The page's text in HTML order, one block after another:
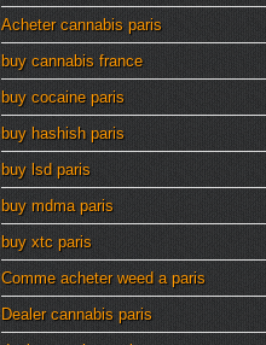
Acheter cannabis paris
buy cannabis france
buy cocaine paris
buy hashish paris
buy lsd paris
buy mdma paris
buy xtc paris
Comme acheter weed a paris
Dealer cannabis paris